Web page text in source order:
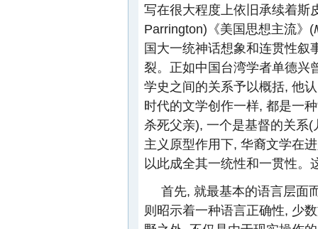
写在很大程度上依旧承续着斯
Parrington)《美国思想主流》(
国大一统神话想象和连贯性叙
裂。正如中国台湾学者单德兴
学史之间的关系予以概括, 他
时代的文学创作一样, 都是一
杀死父亲), 一个是基督的关系(
主义原型作用下, 华裔文学在
以此成全其一统性和一贯性。
首先, 就最基本的语言层面
则昭示着一种语言正确性, 少